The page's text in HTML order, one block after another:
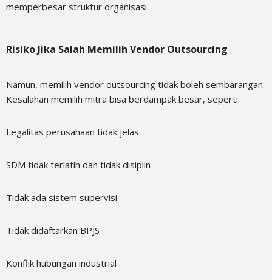
memperbesar struktur organisasi.
Risiko Jika Salah Memilih Vendor Outsourcing
Namun, memilih vendor outsourcing tidak boleh sembarangan.
Kesalahan memilih mitra bisa berdampak besar, seperti:
Legalitas perusahaan tidak jelas
SDM tidak terlatih dan tidak disiplin
Tidak ada sistem supervisi
Tidak didaftarkan BPJS
Konflik hubungan industrial